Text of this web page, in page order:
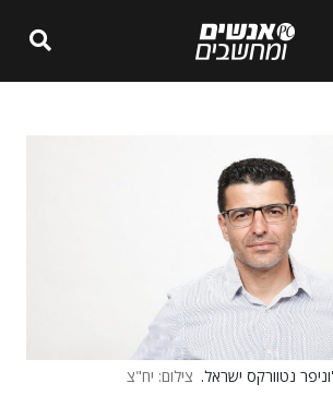
נטוורקס ישראל. צילום: יח"צ